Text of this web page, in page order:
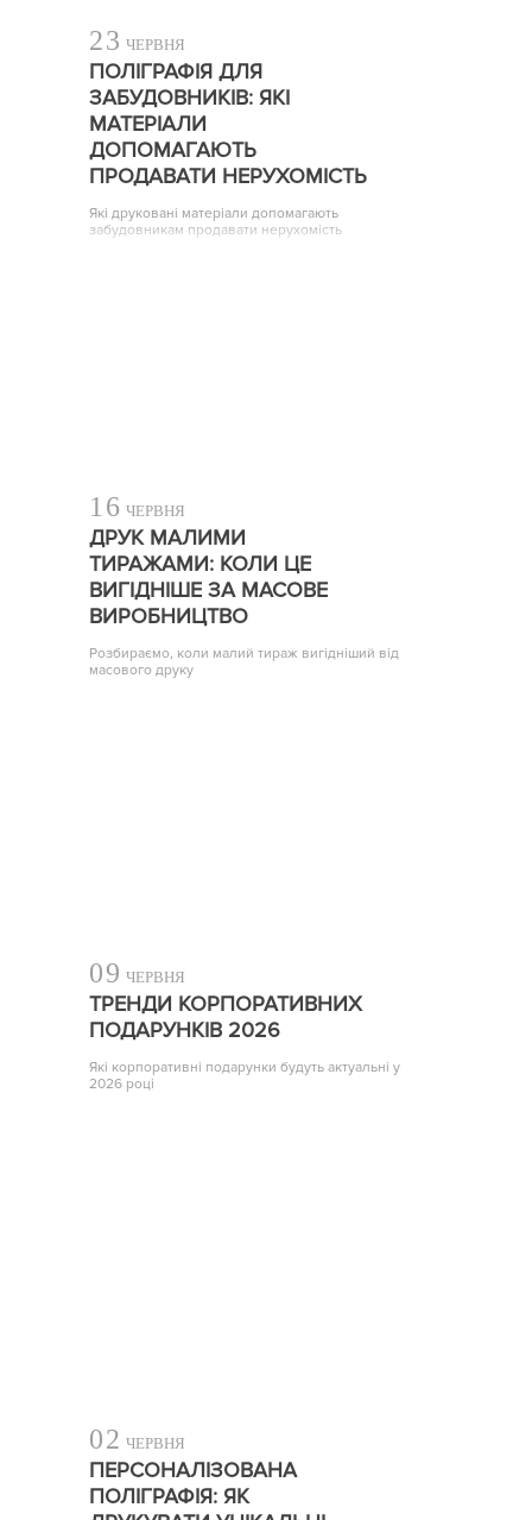
23 ЧЕРВНЯ
ПОЛІГРАФІЯ ДЛЯ
ЗАБУДОВНИКІВ: ЯКІ
МАТЕРІАЛИ
ДОПОМАГАЮТЬ
ПРОДАВАТИ НЕРУХОМІСТЬ
Які друковані матеріали допомагають
забудовникам продавати нерухомість
16 ЧЕРВНЯ
ДРУК МАЛИМИ
ТИРАЖАМИ: КОЛИ ЦЕ
ВИГІДНІШЕ ЗА МАСОВЕ
ВИРОБНИЦТВО
Розбираємо, коли малий тираж вигідніший від
масового друку
09 ЧЕРВНЯ
ТРЕНДИ КОРПОРАТИВНИХ
ПОДАРУНКІВ 2026
Які корпоративні подарунки будуть актуальні у
2026 році
02 ЧЕРВНЯ
ПЕРСОНАЛІЗОВАНА
ПОЛІГРАФІЯ: ЯК